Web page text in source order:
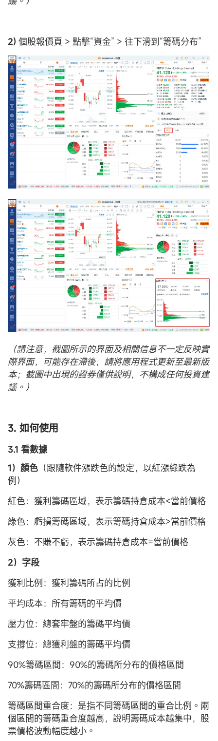
2) 個股報價頁 > 點擊“資金” > 往下滑到“籌碼分布”
（請注意，截圖所示的界面及相關信息不一定反映實
際界面，可能存在滯後，請將應用程式更新至最新版
本；截圖中出現的證券僅供說明，不構成任何投資建
議。）
3. 如何使用
3.1 看數據
1）顏色 （跟隨軟件漲跌色的設定，以紅漲綠跌為
例）
紅色：獲利籌碼區域，表示籌碼持倉成本<當前價格
綠色：虧損籌碼區域，表示籌碼持倉成本>當前價格
灰色：不賺不虧，表示籌碼持倉成本=當前價格
2）字段
獲利比例：獲利籌碼所占的比例
平均成本：所有籌碼的平均價
壓力位：總套牢盤的籌碼平均價
支撐位：總獲利盤的籌碼平均價
90%籌碼區間：90%的籌碼所分布的價格區間
70%籌碼區間：70%的籌碼所分布的價格區間
籌碼區間重合度：是指不同籌碼區間的重合比例。兩
個區間的籌碼重合度越高，說明籌碼成本越集中，股
票價格波動幅度越小。